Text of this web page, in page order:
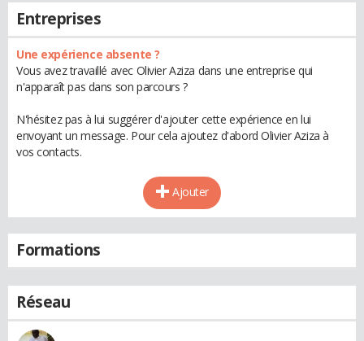
Entreprises
Une expérience absente ?
Vous avez travaillé avec Olivier Aziza dans une entreprise qui
n'apparaît pas dans son parcours ?
N'hésitez pas à lui suggérer d'ajouter cette expérience en lui
envoyant un message. Pour cela ajoutez d'abord Olivier Aziza à
vos contacts.
Ajouter
Formations
Réseau